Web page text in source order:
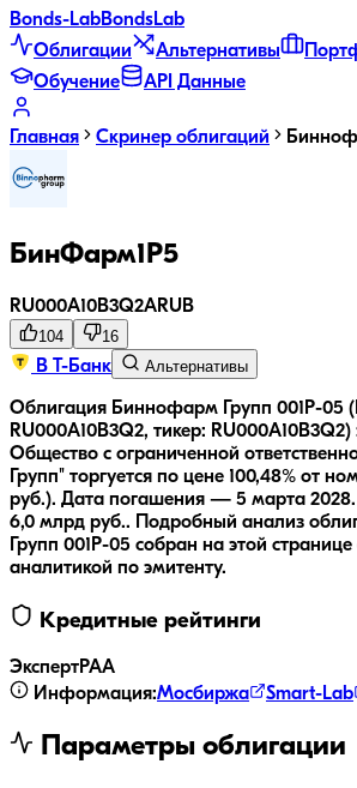
Bonds-LabBondsLab
Облигации
Альтернативы
Обучение
API Данные
Главная Скринер облигаций
БинФарм1P5
RU000A10B3Q2ARUB
104 16
В Т-Банк Альтернативы
Облигация Биннофарм Групп 001Р-05
RU000A10B3Q2, тикер: RU000A10B3Q2)
Общество с ограниченной
Групп" торгуется по цене 100,48% от
руб.). Дата погашения — 5 марта 2028.
6,0 млрд руб..
Подробный анализ
Групп 001Р-05 собран на этой
аналитикой по эмитенту.
Кредитные рейтинги
ЭкспертРАA
Информация:Мосбиржа Smart-Lab
Параметры облигации